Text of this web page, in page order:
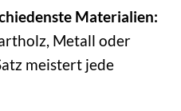
Materialien:
Metall oder
meistert jede